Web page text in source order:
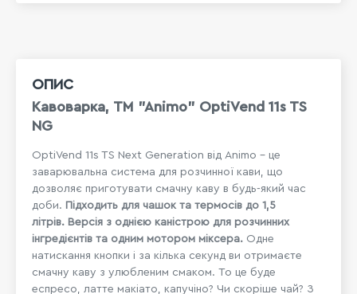
ОПИС
Кавоварка, TM "Animo" OptiVend 11s TS
NG
OptiVend 11s TS Next Generation від Animo - це
заварювальна система для розчинної кави, що
дозволяє приготувати смачну каву в будь-який час
доби. Підходить для чашок та термосів до 1,5
літрів. Версія з однією каністрою для розчинних
інгредієнтів та одним мотором міксера. Одне
натискання кнопки і за кілька секунд ви отримаєте
смачну каву з улюбленим смаком. То це буде
еспресо, латте макіато, капучіно? Чи скоріше чай? З